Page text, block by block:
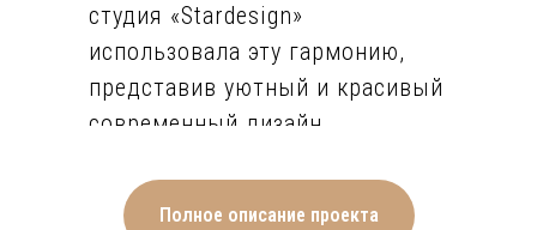
студия «Stardesign»
использовала эту гармонию,
представив уютный и красивый
современный дизайн.
украшены неброским декором
из молдингов с чёткой
Полное описание проекта